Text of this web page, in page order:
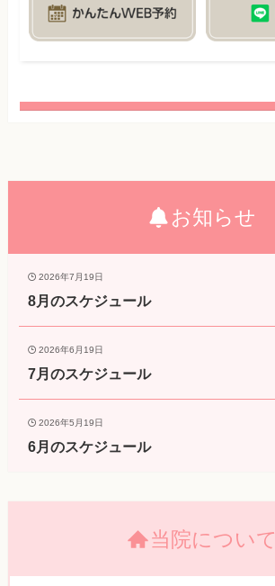
お知らせ
2026年7月19日
8月のスケジュール
2026年6月19日
7月のスケジュール
2026年5月19日
6月のスケジュール
当院について